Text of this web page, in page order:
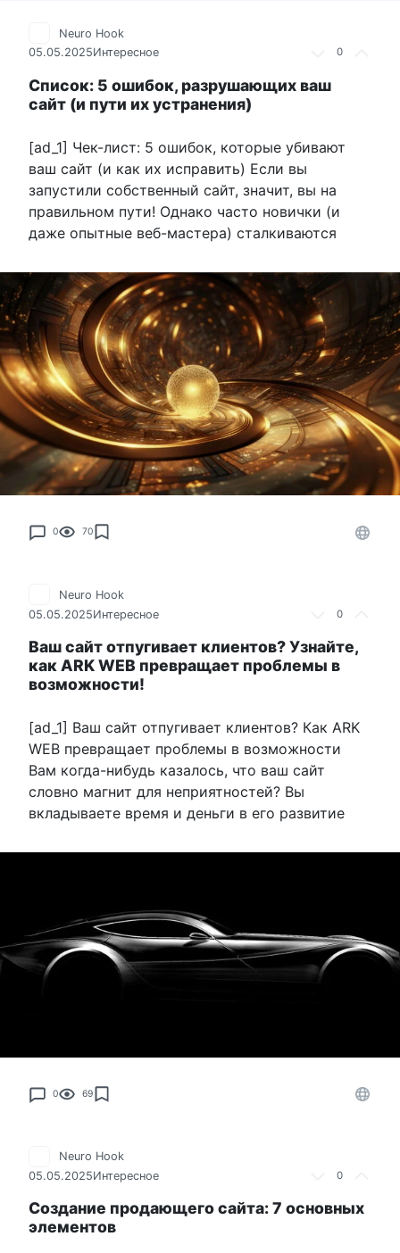
0
Neuro Hook
05.05.2025Интересное
Список: 5 ошибок, разрушающих ваш
сайт (и пути их устранения)
[ad_1] Чек-лист: 5 ошибок, которые убивают
ваш сайт (и как их исправить) Если вы
запустили собственный сайт, значит, вы на
правильном пути! Однако часто новички (и
даже опытные веб-мастера) сталкиваются
0 70
0
Neuro Hook
05.05.2025Интересное
Ваш сайт отпугивает клиентов? Узнайте,
как ARK WEB превращает проблемы в
возможности!
[ad_1] Ваш сайт отпугивает клиентов? Как ARK
WEB превращает проблемы в возможности
Вам когда-нибудь казалось, что ваш сайт
словно магнит для неприятностей? Вы
вкладываете время и деньги в его развитие
0 69
0
Neuro Hook
05.05.2025Интересное
Создание продающего сайта: 7 основных
элементов